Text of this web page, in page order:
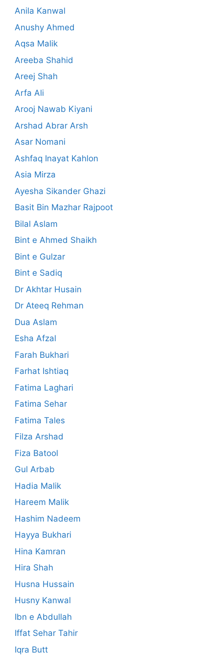
Anila Kanwal
Anushy Ahmed
Aqsa Malik
Areeba Shahid
Areej Shah
Arfa Ali
Arooj Nawab Kiyani
Arshad Abrar Arsh
Asar Nomani
Ashfaq Inayat Kahlon
Asia Mirza
Ayesha Sikander Ghazi
Basit Bin Mazhar Rajpoot
Bilal Aslam
Bint e Ahmed Shaikh
Bint e Gulzar
Bint e Sadiq
Dr Akhtar Husain
Dr Ateeq Rehman
Dua Aslam
Esha Afzal
Farah Bukhari
Farhat Ishtiaq
Fatima Laghari
Fatima Sehar
Fatima Tales
Filza Arshad
Fiza Batool
Gul Arbab
Hadia Malik
Hareem Malik
Hashim Nadeem
Hayya Bukhari
Hina Kamran
Hira Shah
Husna Hussain
Husny Kanwal
Ibn e Abdullah
Iffat Sehar Tahir
Iqra Butt